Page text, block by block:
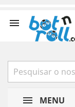

MENU